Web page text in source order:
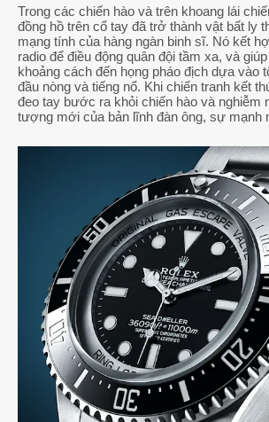
Trong các chiến hào và trên khoang lái
đồng hồ trên cổ tay đã trở thành vật bất ly
mạng tính của hàng ngàn binh sĩ. Nó kết
radio để điều động quân đội tầm xa, và
khoảng cách đến họng pháo địch dựa vào
đầu nòng và tiếng nổ. Khi chiến tranh kết
đeo tay bước ra khỏi chiến hào và nghiễm
tượng mới của bản lĩnh đàn ông, sự mạnh